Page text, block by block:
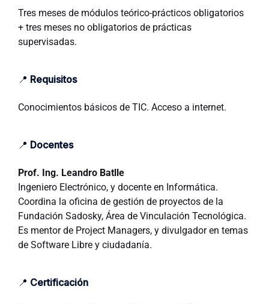
Tres meses de módulos teórico-prácticos obligatorios
+ tres meses no obligatorios de prácticas
supervisadas.
📍 Requisitos
Conocimientos básicos de TIC. Acceso a internet.
📍 Docentes
Prof. Ing. Leandro Batlle
Ingeniero Electrónico, y docente en Informática.
Coordina la oficina de gestión de proyectos de la
Fundación Sadosky, Área de Vinculación Tecnológica.
Es mentor de Project Managers, y divulgador en temas
de Software Libre y ciudadanía.
📍 Certificación